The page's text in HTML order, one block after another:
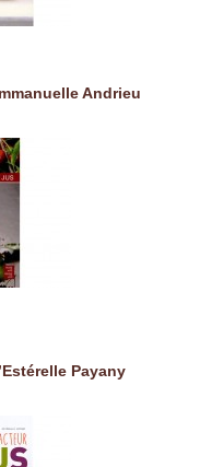
Andrieu
Payany